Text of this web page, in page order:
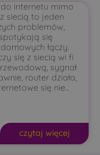
internetu mimo
siecią to jeden
problemów,
się
łączy.
się z siecią wi fi
sygnał
router działa,
się nie...
czytaj więcej